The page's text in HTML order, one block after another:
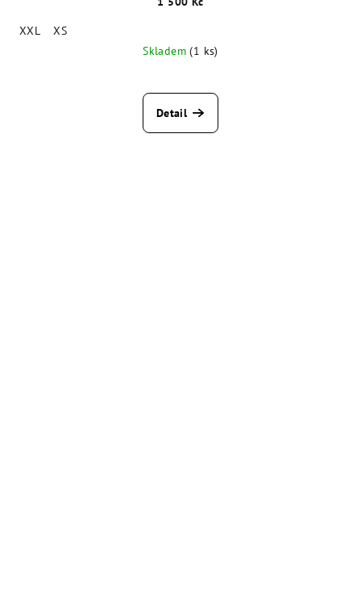
XXL
XS
Skladem(1 ks)
Detail